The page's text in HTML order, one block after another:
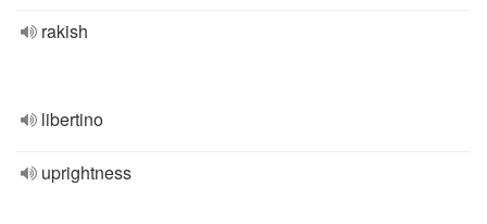
rakish
libertino
uprightness